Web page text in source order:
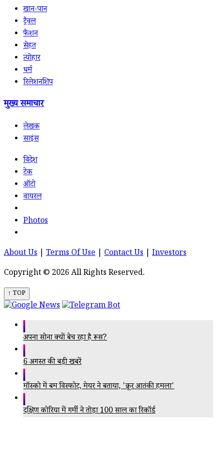
खान-पान
ट्रैवल
फैशन
सेहत
त्योहार
धर्म
रिलेशनशिप
मुख्य समाचार
लेखक
साइंस
विदेश
टेक
ऑटो
वायरल
Photos
About Us Terms Of Use Contact Us
Investors
Copyright © 2026 All Rights Reserved.
↑ TOP
अपना सोना क्यों बेच रहा है रूस?
6 अगस्त की बड़ी खबरें
मॉस्को में बम विस्फोट, मेयर ने बताया, 'क्रूर आतंकी हमला'
दक्षिण कोरिया में गर्मी ने तोड़ा 100 साल का रिकॉर्ड